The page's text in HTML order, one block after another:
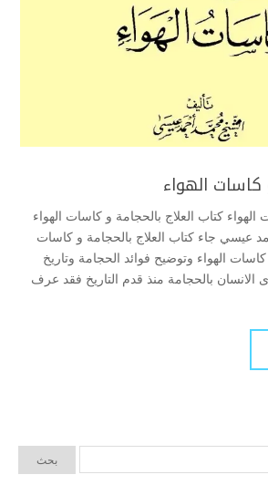
كاسات الهواء
الهواء كتاب العلاج بالحجامة و كاسات الهواء
عيسي جاء كتاب العلاج بالحجامة و كاسات
الهواء وتوضيح فوائد الحجامة وتاريخ
بالحجامة منذ قدم التاريخ فقد عرف